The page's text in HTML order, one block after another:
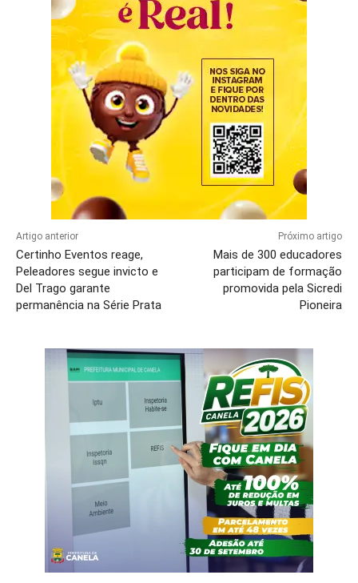
Artigo anterior
Certinho Eventos reage,
Peleadores segue invicto e
Del Trago garante
permanência na Série Prata
Próximo artigo
Mais de 300 educadores
participam de formação
promovida pela Sicredi
Pioneira